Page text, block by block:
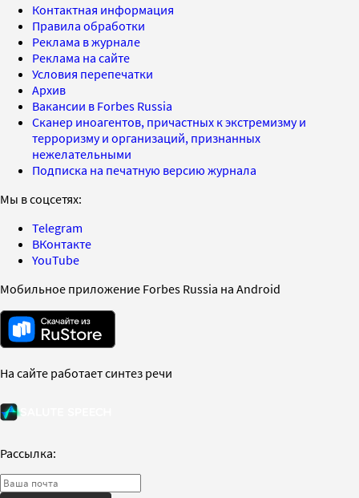
Контактная информация
Правила обработки
Реклама в журнале
Реклама на сайте
Условия перепечатки
Архив
Вакансии в Forbes Russia
Сканер иноагентов, причастных к экстремизму и
терроризму и организаций, признанных
нежелательными
Подписка на печатную версию журнала
Мы в соцсетях:
Telegram
ВКонтакте
YouTube
Мобильное приложение Forbes Russia на Android
На сайте работает синтез речи
Рассылка: